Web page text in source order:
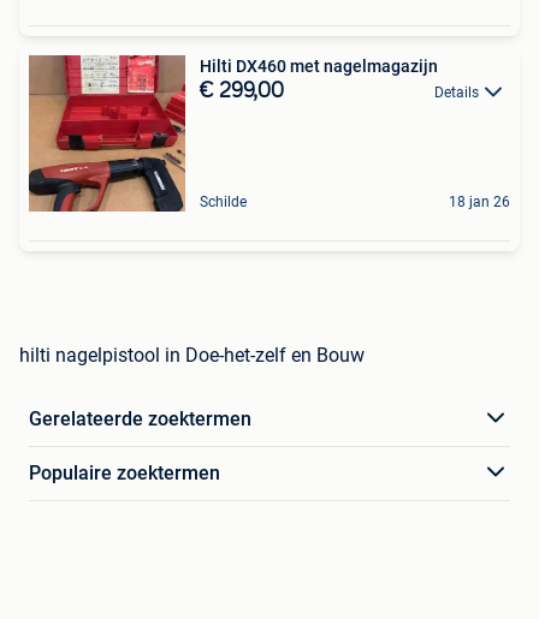
Hilti DX460 met nagelmagazijn
€ 299,00 Details
Schilde 18 jan 26
hilti nagelpistool in Doe-het-zelf en Bouw
Gerelateerde zoektermen
Populaire zoektermen